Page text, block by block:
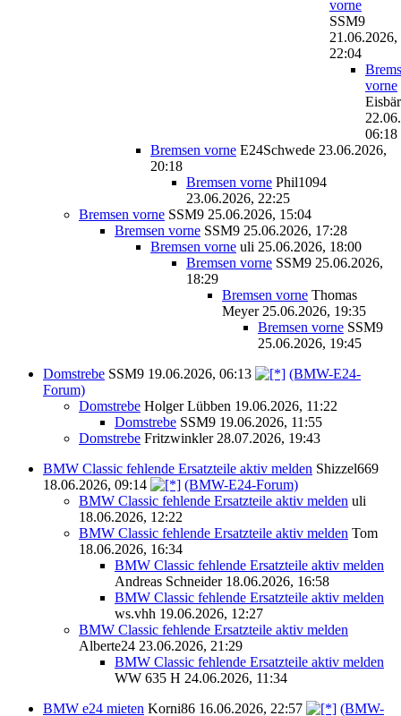
vorne
SSM9
21.06.2026,
22:04
vorne
Eisbär
06:18
Bremsen vorne E24Schwede 23.06.2026,
20:18
Bremsen vorne Phil1094
23.06.2026, 22:25
Bremsen vorne SSM9 25.06.2026, 15:04
Bremsen vorne SSM9 25.06.2026, 17:28
Bremsen vorne uli 25.06.2026, 18:00
Bremsen vorne SSM9 25.06.2026,
18:29
Bremsen vorne Thomas
Meyer 25.06.2026, 19:35
Bremsen vorne SSM9
25.06.2026, 19:45
Domstrebe SSM9 19.06.2026, 06:13
(BMW-E24-
Forum)
Domstrebe Holger Lübben 19.06.2026, 11:22
Domstrebe SSM9 19.06.2026, 11:55
Domstrebe Fritzwinkler 28.07.2026, 19:43
BMW Classic fehlende Ersatzteile aktiv melden Shizzel669
18.06.2026, 09:14
(BMW-E24-Forum)
BMW Classic fehlende Ersatzteile aktiv melden uli
18.06.2026, 12:22
BMW Classic fehlende Ersatzteile aktiv melden Tom
18.06.2026, 16:34
BMW Classic fehlende Ersatzteile aktiv melden
Andreas Schneider 18.06.2026, 16:58
BMW Classic fehlende Ersatzteile aktiv melden
ws.vhh 19.06.2026, 12:27
BMW Classic fehlende Ersatzteile aktiv melden
Alberte24 23.06.2026, 21:29
BMW Classic fehlende Ersatzteile aktiv melden
WW 635 H 24.06.2026, 11:34
BMW e24 mieten Korni86 16.06.2026, 22:57
(BMW-